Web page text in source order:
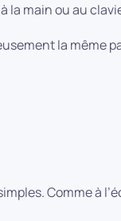
la main ou au
la même
Comme à